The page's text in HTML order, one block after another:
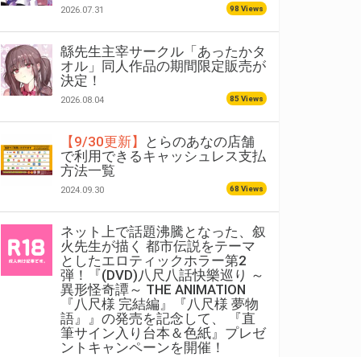
2026.07.31 98 Views
緜先生主宰サークル「あったかタ
オル」同人作品の期間限定販売が
決定！
2026.08.04 85 Views
【9/30更新】
とらのあなの店舗
で利用できるキャッシュレス支払
方法一覧
2024.09.30 68 Views
ネット上で話題沸騰となった、叙
火先生が描く 都市伝説をテーマ
としたエロティックホラー第2
弾！『(DVD)八尺八話快樂巡り ～
異形怪奇譚～ THE ANIMATION
『八尺様 完結編』『八尺様 夢物
語』』の発売を記念して、 『直
筆サイン入り台本＆色紙』プレゼ
ントキャンペーンを開催！